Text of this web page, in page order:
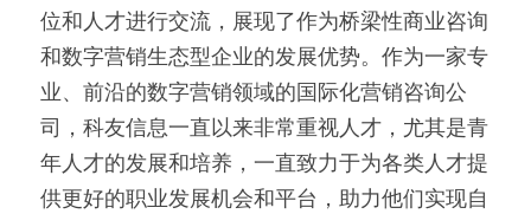
位和人才进行交流，展现了作为桥梁性商业咨询
和数字营销生态型企业的发展优势。作为一家专
业、前沿的数字营销领域的国际化营销咨询公
司，科友信息一直以来非常重视人才，尤其是青
年人才的发展和培养，一直致力于为各类人才提
供更好的职业发展机会和平台，助力他们实现自